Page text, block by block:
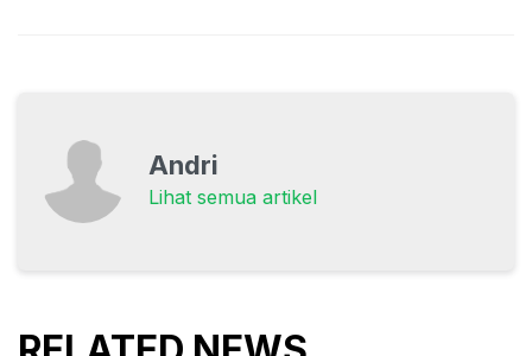
Andri
Lihat semua artikel